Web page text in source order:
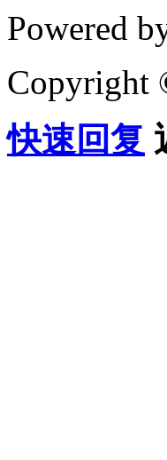
Powered
Copyright
快速回复